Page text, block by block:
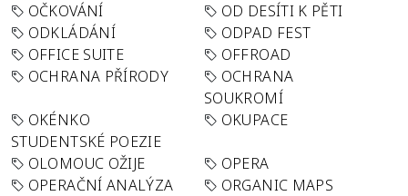
OČKOVÁNÍ
OD DESÍTI K PĚTI
ODKLÁDÁNÍ
ODPAD FEST
OFFICE SUITE
OFFROAD
OCHRANA PŘÍRODY
OCHRANA
SOUKROMÍ
OKÉNKO
STUDENTSKÉ POEZIE
OKUPACE
OLOMOUC OŽIJE
OPERA
OPERAČNÍ ANALÝZA
ORGANIC MAPS